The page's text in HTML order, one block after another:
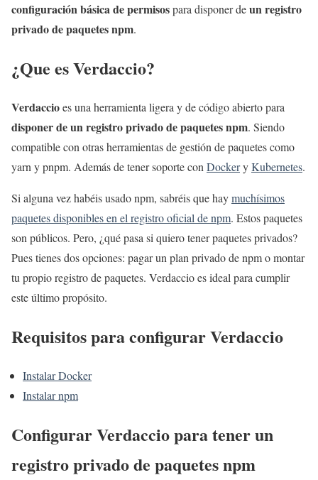
configuración básica de permisospara disponer deun registro
privado de paquetes npm.
¿Que es Verdaccio?
Verdaccioes una herramienta ligera y de código abierto para
disponer de un registro privado de paquetes npm. Siendo
compatible con otras herramientas de gestión de paquetes como
yarn y pnpm. Además de tener soporte con DockeryKubernetes.
Si alguna vez habéis usado npm, sabréis que haymuchísimos
paquetes disponibles en el registro oficial de npm. Estos paquetes
son públicos. Pero, ¿qué pasa si quiero tener paquetes privados?
Pues tienes dos opciones: pagar un plan privado de npm o montar
tu propio registro de paquetes. Verdaccio es ideal para cumplir
este último propósito.
Requisitos para configurar Verdaccio
Instalar Docker
Instalar npm
Configurar Verdaccio para tener un
registro privado de paquetes npm